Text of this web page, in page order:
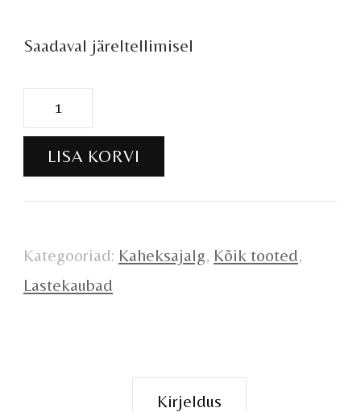
Saadaval järeltellimisel
Tantsiv
kaheksajalg
kogus
LISA KORVI
Kategooriad: Kaheksajalg, Kõik tooted,
Lastekaubad
Kirjeldus